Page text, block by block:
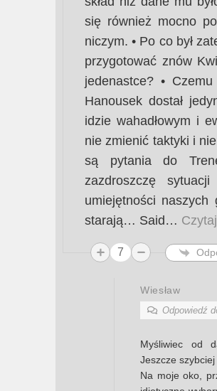
się również mocno
niczym. • Po co był
przygotować znów
jedenastce? •
Hanousek dostał
idzie wahadłowym i
nie zmienić taktyki i
są pytania do
zazdroszczę
umiejętności
starają… Said …
7
Wiesław
Odpowiedź
Myśliwiec od
Jeszcze
Na moje oko,